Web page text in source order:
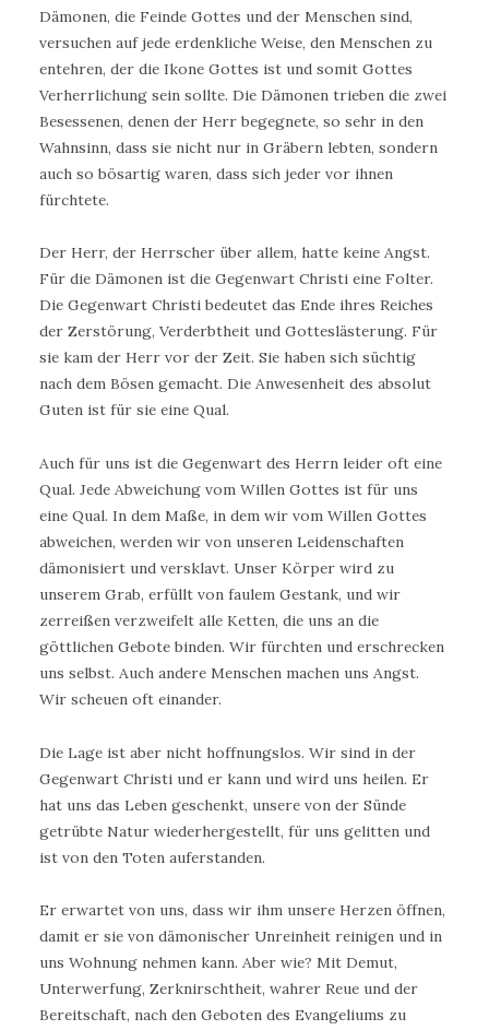
Dämonen, die Feinde Gottes und der Menschen sind,
versuchen auf jede erdenkliche Weise, den Menschen zu
entehren, der die Ikone Gottes ist und somit Gottes
Verherrlichung sein sollte. Die Dämonen trieben die zwei
Besessenen, denen der Herr begegnete, so sehr in den
Wahnsinn, dass sie nicht nur in Gräbern lebten, sondern
auch so bösartig waren, dass sich jeder vor ihnen
fürchtete.
Der Herr, der Herrscher über allem, hatte keine Angst.
Für die Dämonen ist die Gegenwart Christi eine Folter.
Die Gegenwart Christi bedeutet das Ende ihres Reiches
der Zerstörung, Verderbtheit und Gotteslästerung. Für
sie kam der Herr vor der Zeit. Sie haben sich süchtig
nach dem Bösen gemacht. Die Anwesenheit des absolut
Guten ist für sie eine Qual.
Auch für uns ist die Gegenwart des Herrn leider oft eine
Qual. Jede Abweichung vom Willen Gottes ist für uns
eine Qual. In dem Maße, in dem wir vom Willen Gottes
abweichen, werden wir von unseren Leidenschaften
dämonisiert und versklavt. Unser Körper wird zu
unserem Grab, erfüllt von faulem Gestank, und wir
zerreißen verzweifelt alle Ketten, die uns an die
göttlichen Gebote binden. Wir fürchten und erschrecken
uns selbst. Auch andere Menschen machen uns Angst.
Wir scheuen oft einander.
Die Lage ist aber nicht hoffnungslos. Wir sind in der
Gegenwart Christi und er kann und wird uns heilen. Er
hat uns das Leben geschenkt, unsere von der Sünde
getrübte Natur wiederhergestellt, für uns gelitten und
ist von den Toten auferstanden.
Er erwartet von uns, dass wir ihm unsere Herzen öffnen,
damit er sie von dämonischer Unreinheit reinigen und in
uns Wohnung nehmen kann. Aber wie? Mit Demut,
Unterwerfung, Zerknirschtheit, wahrer Reue und der
Bereitschaft, nach den Geboten des Evangeliums zu